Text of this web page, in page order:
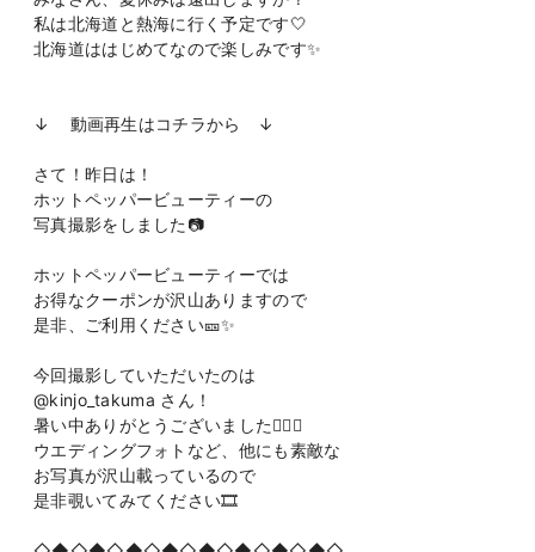
私は北海道と熱海に行く予定です🤍
北海道ははじめてなので楽しみです✨
↓ 動画再生はコチラから ↓
さて！昨日は！
ホットペッパービューティーの
写真撮影をしました📷
ホットペッパービューティーでは
お得なクーポンが沢山ありますので
是非、ご利用ください🎫✨
今回撮影していただいたのは
@kinjo_takuma さん！
暑い中ありがとうございました🙂‍↕️✨
ウエディングフォトなど、他にも素敵な
お写真が沢山載っているので
是非覗いてみてください🎞️